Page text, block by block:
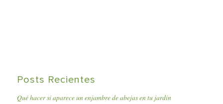
Posts Recientes
Qué hacer si aparece un enjambre de abejas en tu jardín